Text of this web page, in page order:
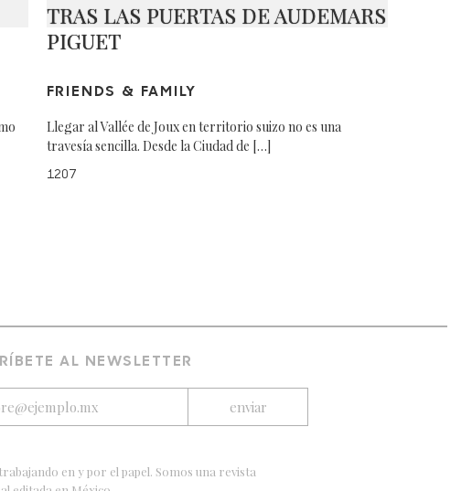
TRAS LAS PUERTAS DE AUDEMARS
PIGUET
FRIENDS & FAMILY
Llegar al Vallée de Joux en territorio suizo no es una
travesía sencilla. Desde la Ciudad de […]
1207
AL NEWSLETTER
en y por el papel. Somos una revista